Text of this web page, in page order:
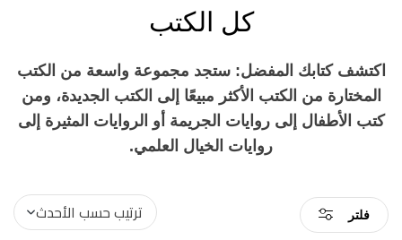
كل الكتب
اكتشف كتابك المفضل: ستجد مجموعة واسعة من الكتب
المختارة من الكتب الأكثر مبيعًا إلى الكتب الجديدة، ومن
كتب الأطفال إلى روايات الجريمة أو الروايات المثيرة إلى
روايات الخيال العلمي.
فلتر